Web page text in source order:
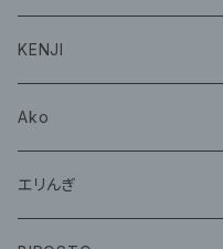
CD
グッズ
KENJI
グッズ
Ako
グッズ
エリんぎ